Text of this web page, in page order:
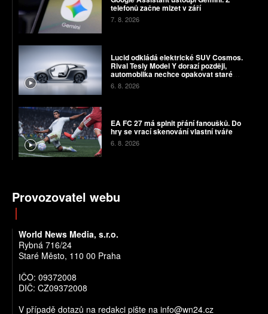
telefonů začne mizet v září
7. 8. 2026
Lucid odkládá elektrické SUV Cosmos.
Rival Tesly Model Y dorazí později,
automobilka nechce opakovat staré
chyby
6. 8. 2026
EA FC 27 má splnit přání fanoušků. Do
hry se vrací skenování vlastní tváře
6. 8. 2026
Provozovatel webu
World News Media, s.r.o.
Rybná 716/24
Staré Město, 110 00 Praha
IČO: 09372008
DIČ: CZ09372008
V případě dotazů na redakci pište na info@wn24.cz